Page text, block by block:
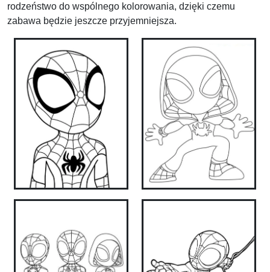
rodzeństwo do wspólnego kolorowania, dzięki czemu
zabawa będzie jeszcze przyjemniejsza.